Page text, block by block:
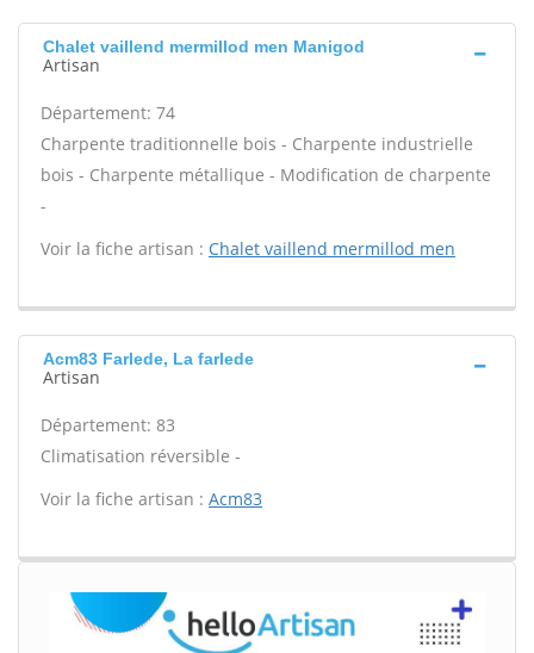
Chalet vaillend mermillod men Manigod
Artisan
Département: 74
Charpente traditionnelle bois - Charpente industrielle
bois - Charpente métallique - Modification de charpente
-
Voir la fiche artisan : Chalet vaillend mermillod men
Acm83 Farlede, La farlede
Artisan
Département: 83
Climatisation réversible -
Voir la fiche artisan : Acm83